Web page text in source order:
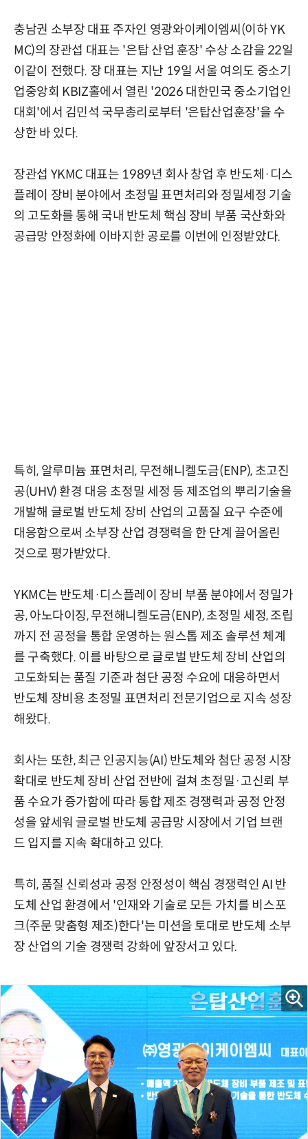
충남권 소부장 대표 주자인 영광와이케이엠씨(이하 YK
MC)의 장관섭 대표는 '은탑 산업 훈장' 수상 소감을 22일
이같이 전했다. 장 대표는 지난 19일 서울 여의도 중소기
업중앙회 KBIZ홀에서 열린 '2026 대한민국 중소기업인
대회'에서 김민석 국무총리로부터 '은탑산업훈장'을 수
상한 바 있다.
장관섭 YKMC 대표는 1989년 회사 창업 후 반도체·디스
플레이 장비 분야에서 초정밀 표면처리와 정밀세정 기술
의 고도화를 통해 국내 반도체 핵심 장비 부품 국산화와
공급망 안정화에 이바지한 공로를 이번에 인정받았다.
특히, 알루미늄 표면처리, 무전해니켈도금(ENP), 초고진
공(UHV) 환경 대응 초정밀 세정 등 제조업의 뿌리기술을
개발해 글로벌 반도체 장비 산업의 고품질 요구 수준에
대응함으로써 소부장 산업 경쟁력을 한 단계 끌어올린
것으로 평가받았다.
YKMC는 반도체·디스플레이 장비 부품 분야에서 정밀가
공, 아노다이징, 무전해니켈도금(ENP), 초정밀 세정, 조립
까지 전 공정을 통합 운영하는 원스톱 제조 솔루션 체계
를 구축했다. 이를 바탕으로 글로벌 반도체 장비 산업의
고도화되는 품질 기준과 첨단 공정 수요에 대응하면서
반도체 장비용 초정밀 표면처리 전문기업으로 지속 성장
해왔다.
회사는 또한, 최근 인공지능(AI) 반도체와 첨단 공정 시장
확대로 반도체 장비 산업 전반에 걸쳐 초정밀·고신뢰 부
품 수요가 증가함에 따라 통합 제조 경쟁력과 공정 안정
성을 앞세워 글로벌 반도체 공급망 시장에서 기업 브랜
드 입지를 지속 확대하고 있다.
특히, 품질 신뢰성과 공정 안정성이 핵심 경쟁력인 AI 반
도체 산업 환경에서 '인재와 기술로 모든 가치를 비스포
크(주문 맞춤형 제조)한다'는 미션을 토대로 반도체 소부
장 산업의 기술 경쟁력 강화에 앞장서고 있다.